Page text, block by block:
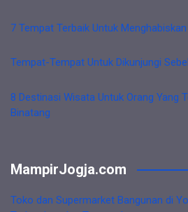
7 Tempat Terbaik Untuk
Tempat-Tempat Untuk Dikunjungi
8 Destinasi Wisata Untuk Orang Yang
Binatang
MampirJogja.com
Toko dan Supermarket Bangunan di